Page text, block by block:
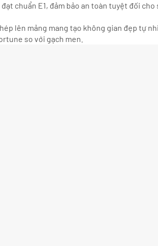
chuẩn E1, đảm bảo an toàn tuyệt đối cho
lên mảng mang tạo không gian đẹp tự
so với gạch men.